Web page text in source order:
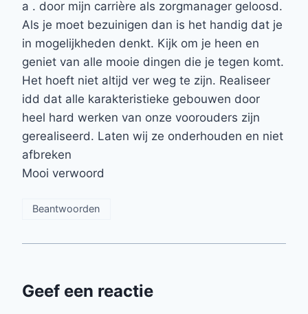
a . door mijn carrière als zorgmanager geloosd.
Als je moet bezuinigen dan is het handig dat je
in mogelijkheden denkt. Kijk om je heen en
geniet van alle mooie dingen die je tegen komt.
Het hoeft niet altijd ver weg te zijn. Realiseer
idd dat alle karakteristieke gebouwen door
heel hard werken van onze voorouders zijn
gerealiseerd. Laten wij ze onderhouden en niet
afbreken
Mooi verwoord
Beantwoorden
Geef een reactie